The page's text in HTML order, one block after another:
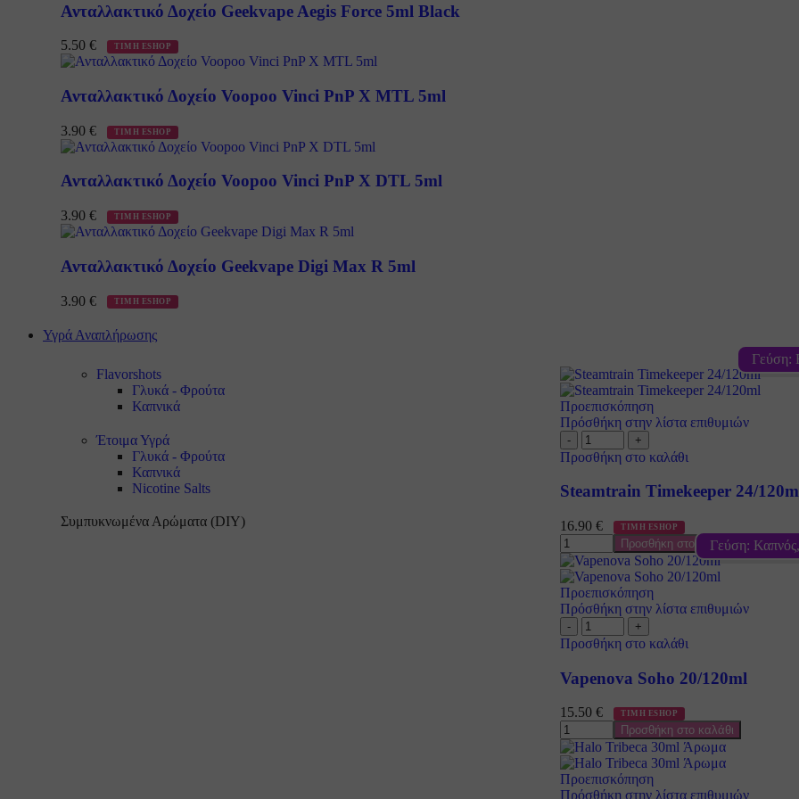
Ανταλλακτικό Δοχείο Geekvape Aegis Force 5ml Black
5.50 € ΤΙΜΗ ESHOP
Ανταλλακτικό Δοχείο Voopoo Vinci PnP X MTL 5ml
3.90 € ΤΙΜΗ ESHOP
Ανταλλακτικό Δοχείο Voopoo Vinci PnP X DTL 5ml
3.90 € ΤΙΜΗ ESHOP
Ανταλλακτικό Δοχείο Geekvape Digi Max R 5ml
3.90 € ΤΙΜΗ ESHOP
Υγρά Αναπλήρωσης
Flavorshots
Γλυκά - Φρούτα
Καπνικά
Έτοιμα Υγρά
Γλυκά - Φρούτα
Καπνικά
Nicotine Salts
Συμπυκνωμένα Αρώματα (DIY)
Γεύση:
Προεπισκόπηση
Πρόσθήκη στην λίστα επιθυμιών
Προσθήκη στο καλάθι
Steamtrain Timekeeper 24/
16.90 € ΤΙΜΗ ESHOP
Προσθήκη στο καλάθι
Γεύση:
Προεπισκόπηση
Πρόσθήκη στην λίστα επιθυμιών
Προσθήκη στο καλάθι
Vapenova Soho 20/120ml
15.50 € ΤΙΜΗ ESHOP
Προσθήκη στο καλάθι
Προεπισκόπηση
Πρόσθήκη στην λίστα επιθυμιών